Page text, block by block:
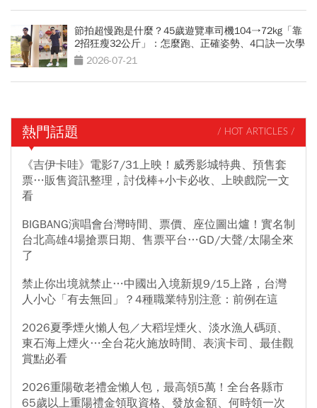
節拍超慢跑是什麼？45歲遊覽車司機104→72kg「靠
2招狂瘦32公斤」：怎麼跑、正確姿勢、4口訣一次學
會 2026-07-21
熱門話題 / HOT ARTICLES /
《吉伊卡哇》電影7/31上映！威秀影城特典、預售套
票…販售資訊整理，討伐棒+小卡必收、上映戲院一文
看
BIGBANG演唱會台灣時間、票價、座位圖出爐！實名制
台北高雄4場搶票日期、售票平台…GD/大聲/太陽全來
了
禁止你出境就禁止…中國出入境新規9/15上路，台灣
人小心「有去無回」？4種職業特別注意：前例在這
2026夏季煙火懶人包／大稻埕煙火、淡水漁人碼頭、
東石海上煙火…全台花火施放時間、表演卡司、最佳觀
賞點必看
2026重陽敬老禮金懶人包，最高領5萬！全台各縣市
65歲以上重陽禮金領取資格、發放金額、何時領一次